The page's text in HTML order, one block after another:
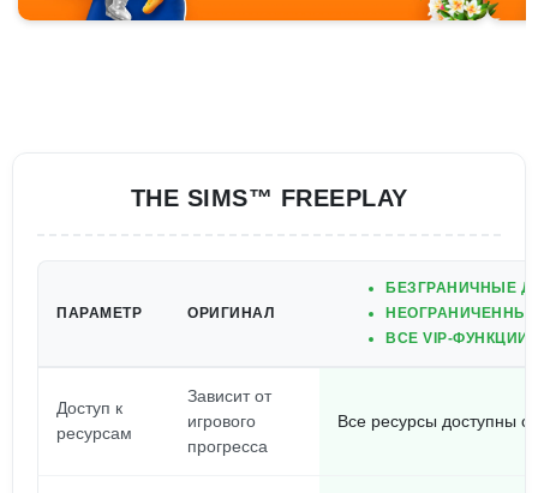
THE SIMS™ FREEPLAY
ПАРАМЕТР ОРИГИНАЛ
БЕЗГРАНИЧНЫЕ
НЕОГРАНИЧЕННЫЕ
ВСЕ VIP-ФУНКЦИИ
Доступ к
ресурсам
Зависит от
игрового
прогресса
Все ресурсы доступны